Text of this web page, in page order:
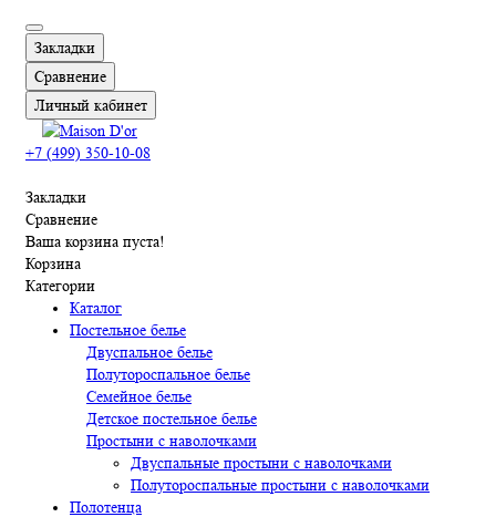
Закладки
Сравнение
Личный кабинет
+7 (499) 350-10-08
Закладки
Сравнение
Ваша корзина пуста!
Корзина
Категории
Каталог
Постельное белье
Двуспальное белье
Полутороспальное белье
Семейное белье
Детское постельное белье
Простыни с наволочками
Двуспальные простыни с наволочками
Полутороспальные простыни с наволочками
Полотенца